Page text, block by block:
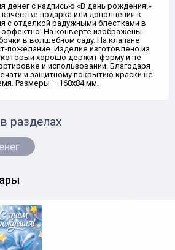
денег с надписью «В день рождения!»
подарка или дополнения к
с отделкой радужными блестками в
На конверте изображены
в волшебном саду. На клапане
пожелание. Изделие изготовлено из
который хорошо держит форму и не
и использовании. Благодаря
и защитному покрытию краски не
Размеры – 168х84 мм.
разделах